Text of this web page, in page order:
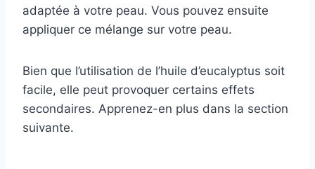
adaptée à votre peau. Vous pouvez ensuite
appliquer ce mélange sur votre peau.
Bien que l’utilisation de l’huile d’eucalyptus soit
facile, elle peut provoquer certains effets
secondaires. Apprenez-en plus dans la section
suivante.